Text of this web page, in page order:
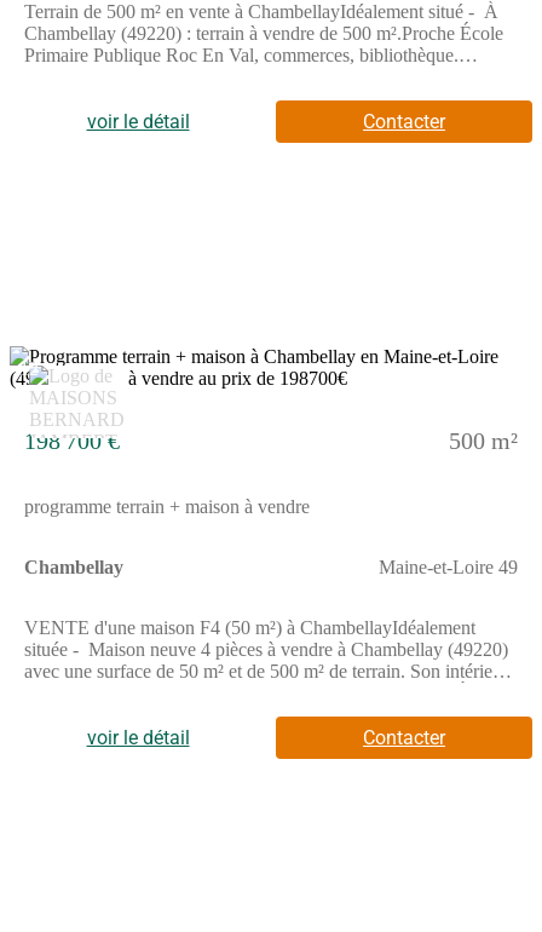
Terrain de 500 m² en vente à ChambellayIdéalement situé - À
Chambellay (49220) : terrain à vendre de 500 m².Proche École
Primaire Publique Roc En Val, commerces, bibliothèque.
Contactez notre agence pour obtenir de plus amples informations
sur le terrain. Maisons Bernard Jambert Angers vous
accompagne dans toutes vos démarches et dans tous vos projets
voir le détail Contacter
12
198 700 € 500 m²
programme terrain + maison à vendre
Chambellay Maine-et-Loire 49
VENTE d'une maison F4 (50 m²) à ChambellayIdéalement
située - Maison neuve 4 pièces à vendre à Chambellay (49220)
avec une surface de 50 m² et de 500 m² de terrain. Son intérieur
proximité : École Primaire Publique Roc En Val, bibliothèque.
Angers à 25 km.Cette maison de 4 pièces est proposée à l'achat
pour 198 700 €.N'hésitez pas à prendre contact avec Carole
voir le détail Contacter